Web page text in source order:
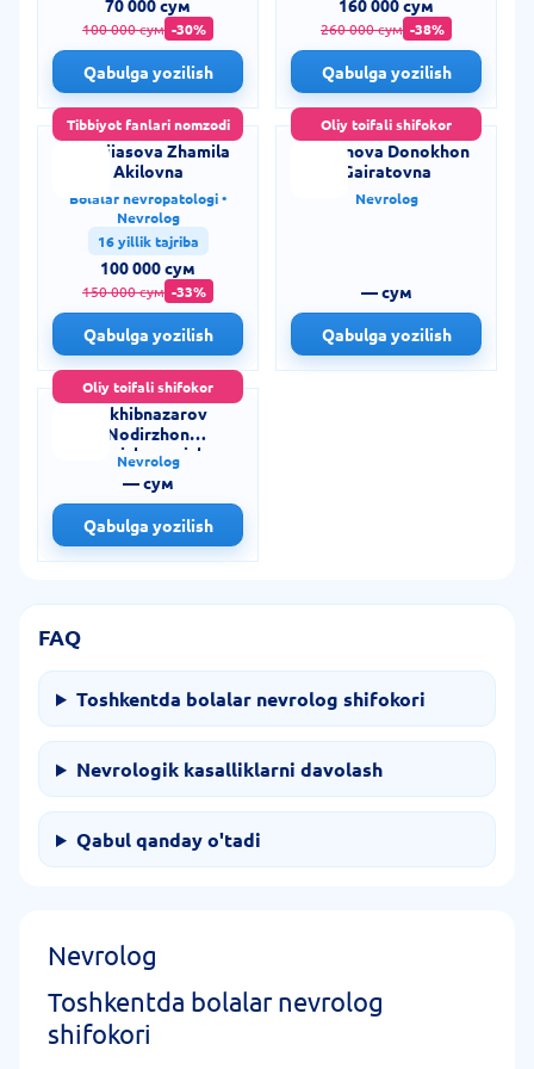
70 000 сум
100 000 сум -30%
Qabulga yozilish
160 000 сум
260 000 сум -38%
Qabulga yozilish
Tibbiyot fanlari nomzodi
Shogiiasova Zhamila
Akilovna
Bolalar nevropatologi •
Nevrolog
16 yillik tajriba
100 000 сум
150 000 сум -33%
Qabulga yozilish
Oliy toifali shifokor
Okhunova Donokhon
Gairatovna
Nevrolog
— сум
Qabulga yozilish
Oliy toifali shifokor
Sokhibnazarov
Nodirzhon
Ganizhonovich
Nevrolog
— сум
Qabulga yozilish
FAQ
Toshkentda bolalar nevrolog shifokori
Nevrologik kasalliklarni davolash
Qabul qanday o'tadi
Nevrolog
Toshkentda bolalar nevrolog
shifokori